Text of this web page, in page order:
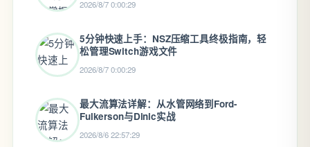
2026/8/7 0:00:29
5分钟快速上手：NSZ压缩工具终极指南，轻
松管理Switch游戏文件
2026/8/7 0:00:29
最大流算法详解：从水管网络到Ford-
Fulkerson与Dinic实战
2026/8/6 22:57:29